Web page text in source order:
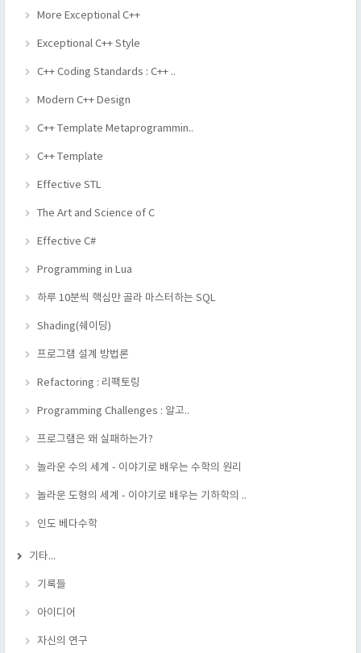
More Exceptional C++
Exceptional C++ Style
C++ Coding Standards : C++ ..
Modern C++ Design
C++ Template Metaprogrammin..
C++ Template
Effective STL
The Art and Science of C
Effective C#
Programming in Lua
하루 10분씩 핵심만 골라 마스터하는 SQL
Shading(쉐이딩)
프로그램 설계 방법론
Refactoring : 리팩토링
Programming Challenges : 알고..
프로그램은 왜 실패하는가?
놀라운 수의 세계 - 이야기로 배우는 수학의 원리
놀라운 도형의 세계 - 이야기로 배우는 기하학의 ..
인도 베다수학
기타...
기록들
아이디어
자신의 연구